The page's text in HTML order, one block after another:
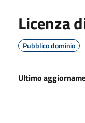
Licenza
Pubblico dominio
Ultimo